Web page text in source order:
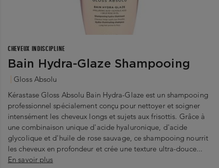
CHEVEUX INDISCIPLINE
Bain Hydra-Glaze Shampooing
Gloss Absolu
Kérastase Gloss Absolu Bain Hydra-Glaze est un shampooing
professionnel spécialement conçu pour nettoyer et soigner
intensément les cheveux longs et sujets aux frisottis. Grâce à
une combinaison unique d'acide hyaluronique, d'acide
glycolique et d'huile de rose sauvage, ce shampooing nourrit
les cheveux en profondeur et crée une texture ultra-douce...
En savoir plus